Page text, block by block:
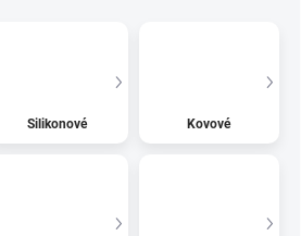
Silikonové Kovové